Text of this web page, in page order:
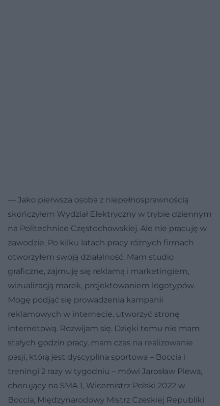
— Jako pierwsza osoba z niepełnosprawnością
skończyłem Wydział Elektryczny w trybie dziennym
na Politechnice Częstochowskiej. Ale nie pracuję w
zawodzie. Po kilku latach pracy różnych firmach
otworzyłem swoją działalność. Mam studio
graficzne, zajmuję się reklamą i marketingiem,
wizualizacją marek, projektowaniem logotypów.
Mogę podjąć się prowadzenia kampanii
reklamowych w internecie, utworzyć stronę
internetową. Rozwijam się. Dzięki temu nie mam
stałych godzin pracy, mam czas na realizowanie
pasji, którą jest dyscyplina sportowa – Boccia i
treningi 2 razy w tygodniu – mówi Jarosław Plewa,
chorujący na SMA 1, Wicemistrz Polski 2022 w
Boccia, Międzynarodowy Mistrz Czeskiej Republiki